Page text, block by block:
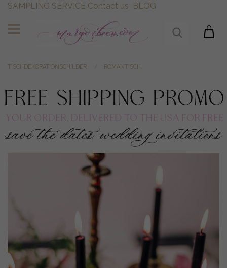
SAMPLING SERVICE Contact us BLOG
TISCHDEKORATIONSCHILDER ROMANTISCH